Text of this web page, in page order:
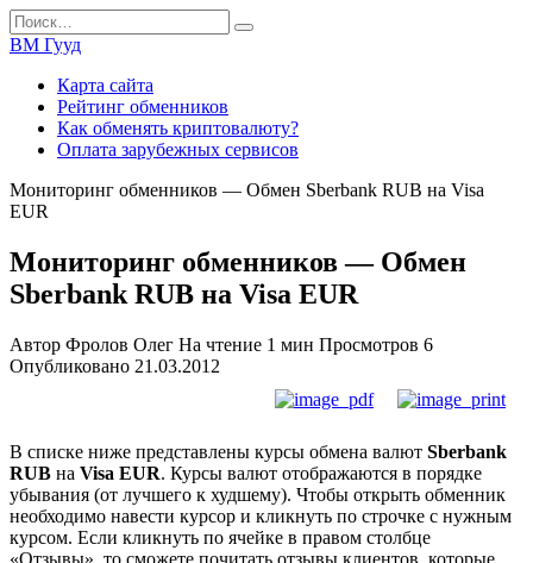
Перейти
к
содержанию
Search
for:
ВМ Гууд
Карта сайта
Рейтинг обменников
Как обменять криптовалюту?
Оплата зарубежных сервисов
Мониторинг обменников — Обмен Sberbank RUB на Visa
EUR
Мониторинг обменников — Обмен
Sberbank RUB на Visa EUR
Автор Фролов Олег На чтение 1 мин Просмотров 6
Опубликовано 21.03.2012
В списке ниже представлены курсы обмена валют Sberbank
RUB на Visa EUR. Курсы валют отображаются в порядке
убывания (от лучшего к худшему). Чтобы открыть обменник
необходимо навести курсор и кликнуть по строчке с нужным
курсом. Если кликнуть по ячейке в правом столбце
«Отзывы», то сможете почитать отзывы клиентов, которые